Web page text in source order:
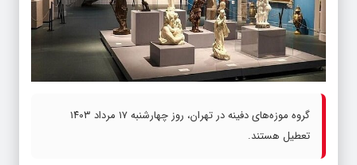
گروه موزه‌های دفینه در تهران، روز چهارشنبه ۱۷ مرداد ۱۴۰۳
تعطیل هستند.